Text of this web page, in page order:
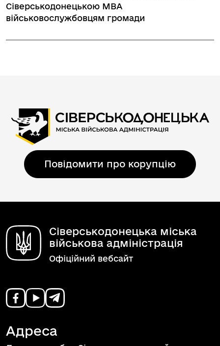
Сіверськодонецькою МВА
військовослужбовцям громади
Повідомити про корупцію
Сіверськодонецька міська
військова адміністрація
Офіційний вебсайт
Адреса